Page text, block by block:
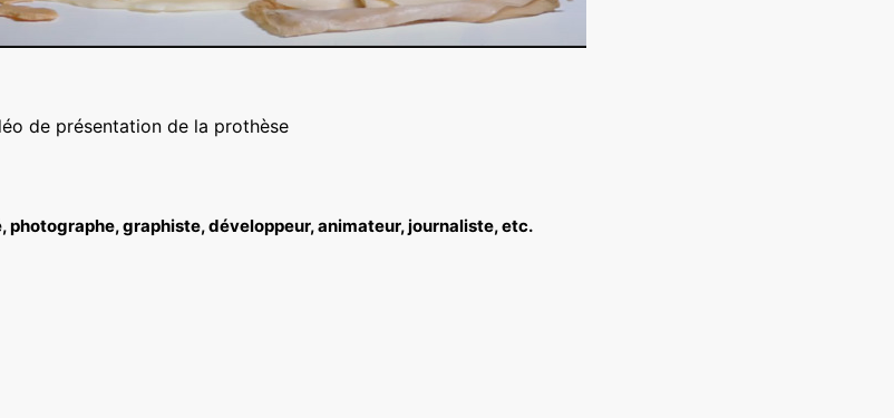
de présentation de la prothèse
graphiste, développeur, animateur, journaliste, etc.